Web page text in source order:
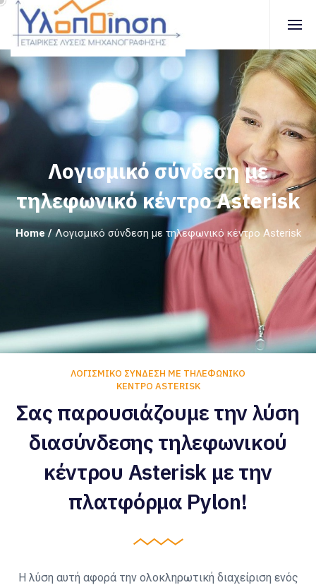
Λογισμικό σύνδεση με
τηλεφωνικό κέντρο Asterisk
Home / Λογισμικό σύνδεση με τηλεφωνικό κέντρο Asterisk
ΛΟΓΙΣΜΙΚΌ ΣΎΝΔΕΣΗ ΜΕ ΤΗΛΕΦΩΝΙΚΌ
ΚΈΝΤΡΟ ASTERISK
Σας παρουσιάζουμε την λύση
διασύνδεσης τηλεφωνικού
κέντρου Asterisk με την
πλατφόρμα Pylon!
Η λύση αυτή αφορά την ολοκληρωτική διαχείριση ενός